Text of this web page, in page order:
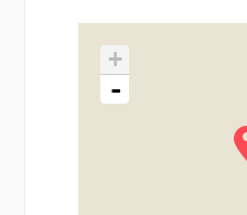
+
-